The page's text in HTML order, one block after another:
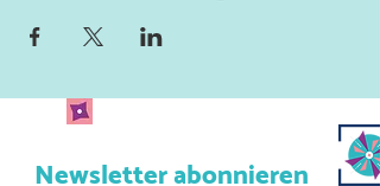
Newsletter abonnieren